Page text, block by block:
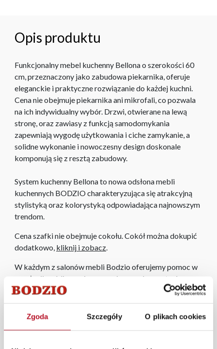
Zgoda Szczegóły O plikach cookies
Opis produktu
Funkcjonalny mebel kuchenny Bellona o szerokości 60
cm, przeznaczony jako zabudowa piekarnika, oferuje
eleganckie i praktyczne rozwiązanie do każdej kuchni.
Cena nie obejmuje piekarnika ani mikrofali, co pozwala
na ich indywidualny wybór. Drzwi, otwierane na lewą
stronę, oraz zawiasy z funkcją samodomykania
zapewniają wygodę użytkowania i ciche zamykanie, a
solidne wykonanie i nowoczesny design doskonale
komponują się z resztą zabudowy.
System kuchenny Bellona to nowa odsłona mebli
kuchennych BODZIO charakteryzująca się atrakcyjną
stylistyką oraz kolorystyką odpowiadająca najnowszym
trendom.
Cena szafki nie obejmuje cokołu. Cokół można dokupić
dodatkowo, kliknij i zobacz.
W każdym z salonów mebli Bodzio oferujemy pomoc w
aranżacji mebli, a nasi pracownicy z wykorzystaniem
programu Planer 3D bezpłatnie zaprojektują i
pomieszczenia wraz z wyceną. Każde zamówienie